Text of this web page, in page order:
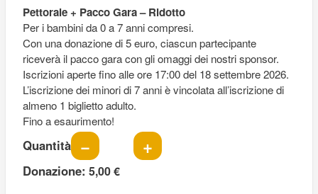
Pettorale + Pacco Gara – RidottoQuantità
Per i bambini da 0 a 7 anni compresi.
Con una donazione di 5 euro, ciascun partecipante
riceverà il pacco gara con gli omaggi dei nostri sponsor.
Iscrizioni aperte fino alle ore 17:00 del 18 settembre 2026.
L’iscrizione dei minori di 7 anni è vincolata all’iscrizione di
almeno 1 biglietto adulto.
Fino a esaurimento!
Donazione: 5,00 €
Quantità − +